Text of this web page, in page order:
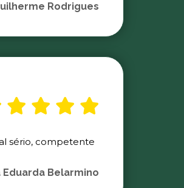
Rodrigues
sério, competente
Eduarda Belarmino